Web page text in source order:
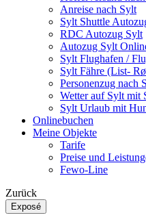
Anreise nach Sylt
Sylt Shuttle
RDC Autozug Sylt
Autozug Sylt
Sylt Flughafen /
Sylt Fähre (List-
Personenzug nach
Wetter auf Sylt mit
Sylt Urlaub mit
Onlinebuchen
Meine Objekte
Tarife
Preise und
Fewo-Line
Zurück
Exposé